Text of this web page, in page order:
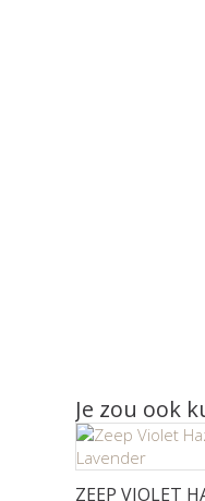
Je zou ook
ZEEP VIOLET